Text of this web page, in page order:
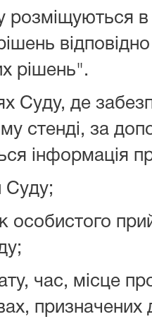
розміщуються
рішень".
Суду, де
стенді, за
інформація
Суду;
особистого
час, місце
призначених